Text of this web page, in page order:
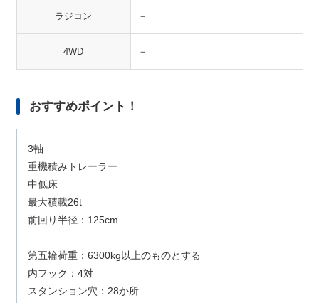
ラジコン －
4WD －
おすすめポイント！
3軸
重機積みトレーラー
中低床
最大積載26t
前回り半径：125cm
第五輪荷重：6300kg以上のものとする
内フック：4対
スタンション穴：28か所